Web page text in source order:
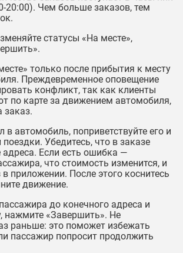
20:00). Чем больше заказов, тем
статусы «На месте»,
только после прибытия к месту
Преждевременное оповещение
конфликт, так как клиенты
по карте за движением автомобиля,
заказ.
в автомобиль, поприветствуйте его и
поездки. Убедитесь, что в заказе
Если есть ошибка —
что стоимость изменится, и
в приложении. После этого коснитесь
движение.
до конечного адреса и
нажмите «Завершить». Не
раньше: это поможет избежать
пассажир попросит продолжить